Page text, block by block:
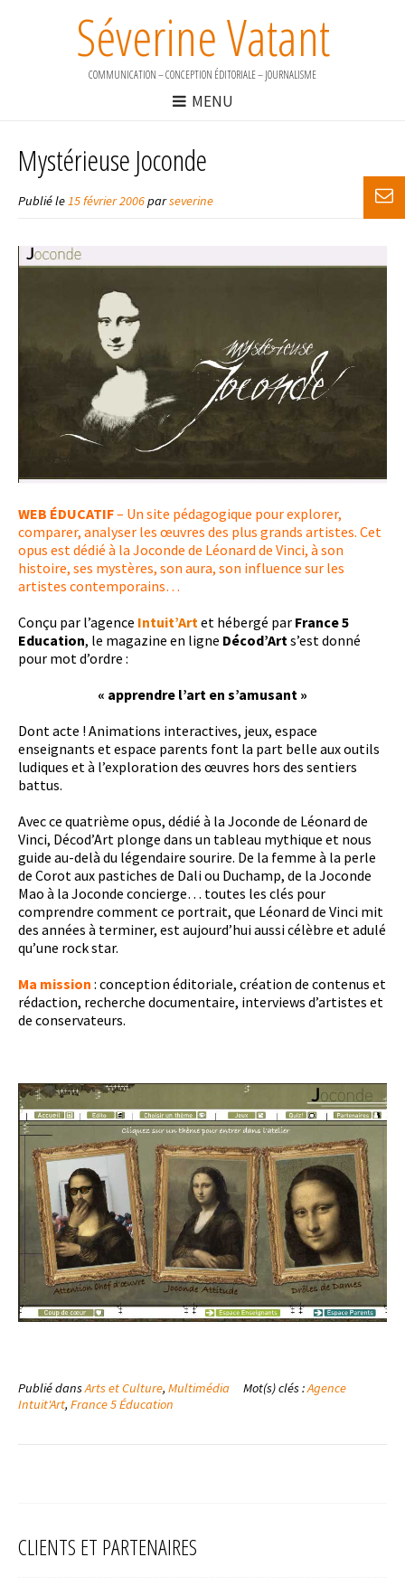
Séverine Vatant
COMMUNICATION – CONCEPTION ÉDITORIALE – JOURNALISME
MENU
Mystérieuse Joconde
Publié le15 février 2006parseverine
WEB ÉDUCATIF– Un site pédagogique pour explorer,
comparer, analyser les œuvres des plus grands artistes. Cet
opus est dédié à la Joconde de Léonard de Vinci, à son
histoire, ses mystères, son aura, son influence sur les
artistes contemporains…
Conçu par l’agence Intuit’Artet hébergé par France 5
Education, le magazine en ligne Décod’Arts’est donné
pour mot d’ordre :
« apprendre l’art en s’amusant »
Dont acte ! Animations interactives, jeux, espace
enseignants et espace parents font la part belle aux outils
ludiques et à l’exploration des œuvres hors des sentiers
battus.
Avec ce quatrième opus, dédié à la Joconde de Léonard de
Vinci, Décod’Art plonge dans un tableau mythique et nous
guide au-delà du légendaire sourire. De la femme à la perle
de Corot aux pastiches de Dali ou Duchamp, de la Joconde
Mao à la Joconde concierge… toutes les clés pour
comprendre comment ce portrait, que Léonard de Vinci mit
des années à terminer, est aujourd’hui aussi célèbre et adulé
qu’une rock star.
Ma mission : conception éditoriale, création de contenus et
rédaction, recherche documentaire, interviews d’artistes et
de conservateurs.
Publié dansArts et Culture, Multimédia Mot(s) clés :Agence
Intuit'Art, France 5 Éducation
CLIENTS ET PARTENAIRES